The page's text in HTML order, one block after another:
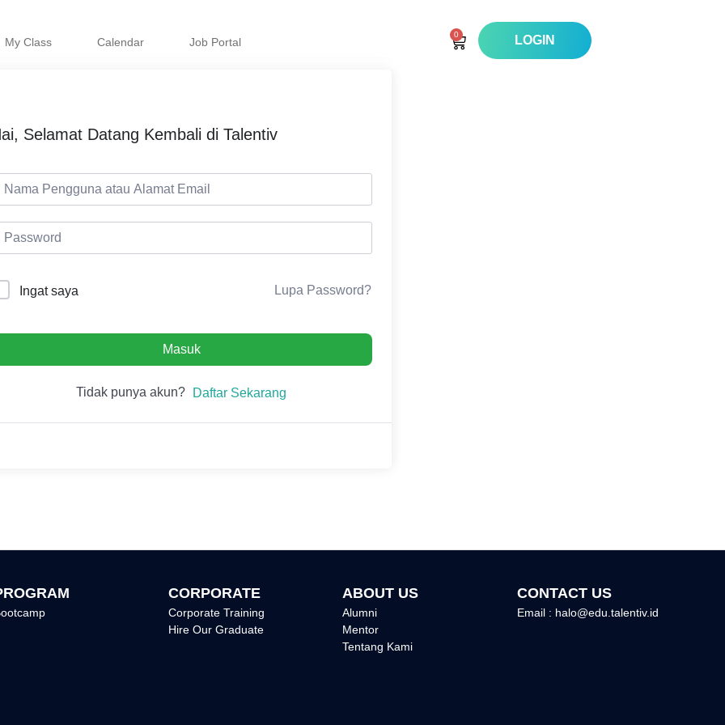
My Class Calendar Job Portal
0 LOGIN
Selamat Datang Kembali di Talentiv
Ingat saya Lupa Password?
Masuk
Tidak punya akun? Daftar Sekarang
CORPORATE
Corporate Training
Hire Our Graduate
ABOUT US
Alumni
Mentor
Tentang Kami
CONTACT US
Email : halo@edu.talentiv.id